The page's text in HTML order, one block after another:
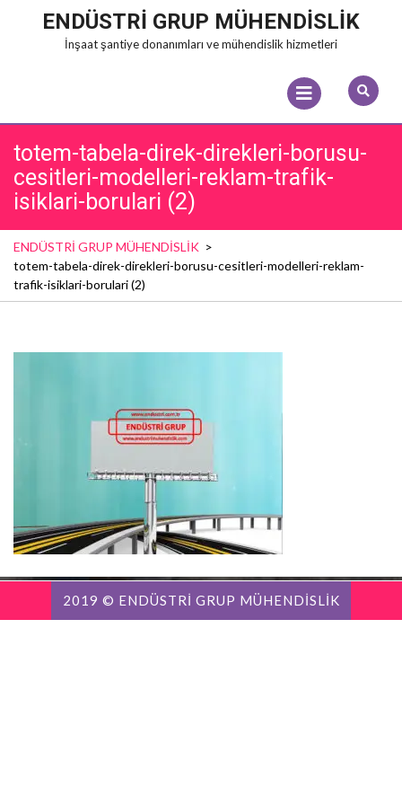
ENDÜSTRİ GRUP MÜHENDİSLİK
İnşaat şantiye donanımları ve mühendislik hizmetleri
Open
Menu
totem-tabela-direk-direkleri-borusu-
cesitleri-modelleri-reklam-trafik-
isiklari-borulari (2)
ENDÜSTRİ GRUP MÜHENDİSLİK >
totem-tabela-direk-direkleri-borusu-cesitleri-modelleri-reklam-
trafik-isiklari-borulari (2)
2019 © ENDÜSTRİ GRUP MÜHENDİSLİK